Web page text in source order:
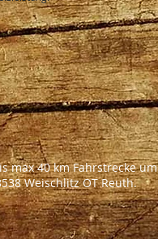
max 40 km Fahrstrecke um
Weischlitz OT Reuth.